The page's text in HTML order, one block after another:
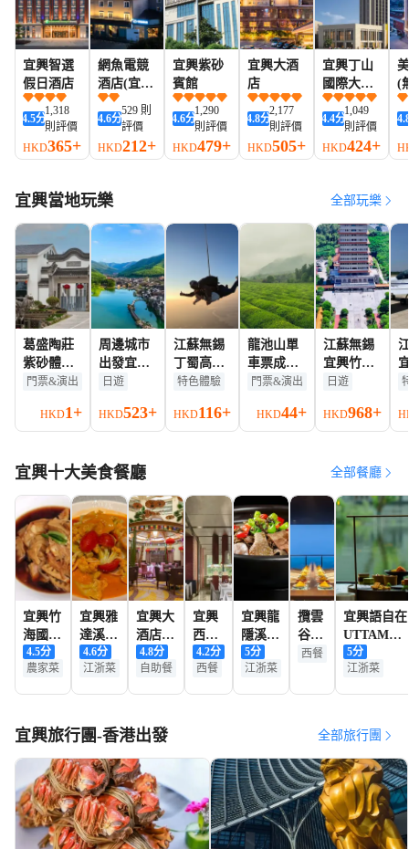
宜興智選
假日酒店
4.5分
1,318
則評價
HKD365+
網魚電競
酒店(宜興
客運站團
氿風景區
4.6分
529 則
評價
HKD212+
宜興紫砂
賓館
4.6分
1,290
則評價
HKD479+
宜興大酒
店
4.8分
2,177
則評價
HKD505+
宜興丁山
國際大酒
店
4.4分
1,049
則評價
HKD424+
(
宜興當地玩樂 全部玩樂
葛盛陶莊
紫砂體驗
館參觀門
門票&演出
HKD1+
周邊城市
出發宜興
市內·窯湖
接送·私家
小團·司機
日遊
HKD523+
江蘇無錫
丁蜀高空
跳傘千島
吉跳傘
【超長自
1V1帶跳
+美美出
片+視頻
剪輯】
特色體驗
HKD116+
龍池山單
車票成人
票
門票&演出
HKD44+
江蘇無錫
宜興竹海
+窯湖小鎮
大覺寺一
日遊可中
日遊
HKD968+
宜興十大美食餐廳 全部餐廳
宜興竹
海國際
會議中
心（竹
中餐廳
4.5分
農家菜
宜興雅
達溪山
·凱悅
臻選酒
4.6分
江浙菜
宜興大
酒店·
餐廳
4.8分
自助餐
宜興
西岸
凰川
酒店·
廳
4.2分
西餐
宜興龍
隱溪山
酒店·
餐廳
5分
江浙菜
攬雲
谷·
雲頂
西餐
宜興語自在
UTTAMAM
竹海民宿·
餐廳
5分
江浙菜
宜興旅行團-香港出發 全部旅行團